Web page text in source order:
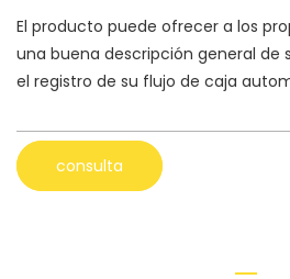
El producto puede ofrecer a los
una buena descripción general de
el registro de su flujo de caja
consulta